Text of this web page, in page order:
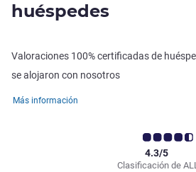
huéspedes
Valoraciones 100% certificadas de
se alojaron con nosotros
Más información
Clasificación de
4.3/5